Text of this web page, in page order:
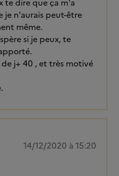
te dire que ça m'a
je n'aurais peut-être
même.
si je peux, te
de j+ 40 , et très motivé
14/12/2020 à 15:20